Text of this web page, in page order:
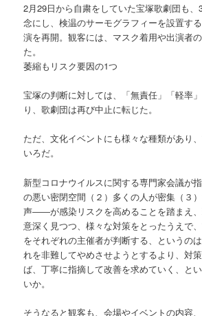
2月29日から自粛をしていた宝塚歌劇団も
念にし、検温のサーモグラフィーを設置す
演を再開。観客には、マスク着用や出演者
た。
萎縮もリスク要因の1つ
宝塚の判断に対しては、「無責任」「軽率
り、歌劇団は再び中止に転じた。
ただ、文化イベントにも様々な種類があり
いろだ。
新型コロナウイルスに関する専門家会議が
の悪い密閉空間（２）多くの人が密集（３
声――が感染リスクを高めることを踏まえ
意深く見つつ、様々な対策をとったうえで
をそれぞれの主催者が判断する、というの
れを非難してやめさせようとするより、対
ば、丁寧に指摘して改善を求めていく、と
いか。
そうなると観客も、会場やイベントの内容